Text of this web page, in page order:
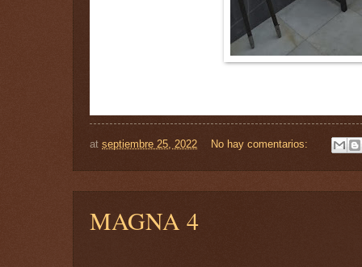
at septiembre 25, 2022 No hay comentarios:
MAGNA 4